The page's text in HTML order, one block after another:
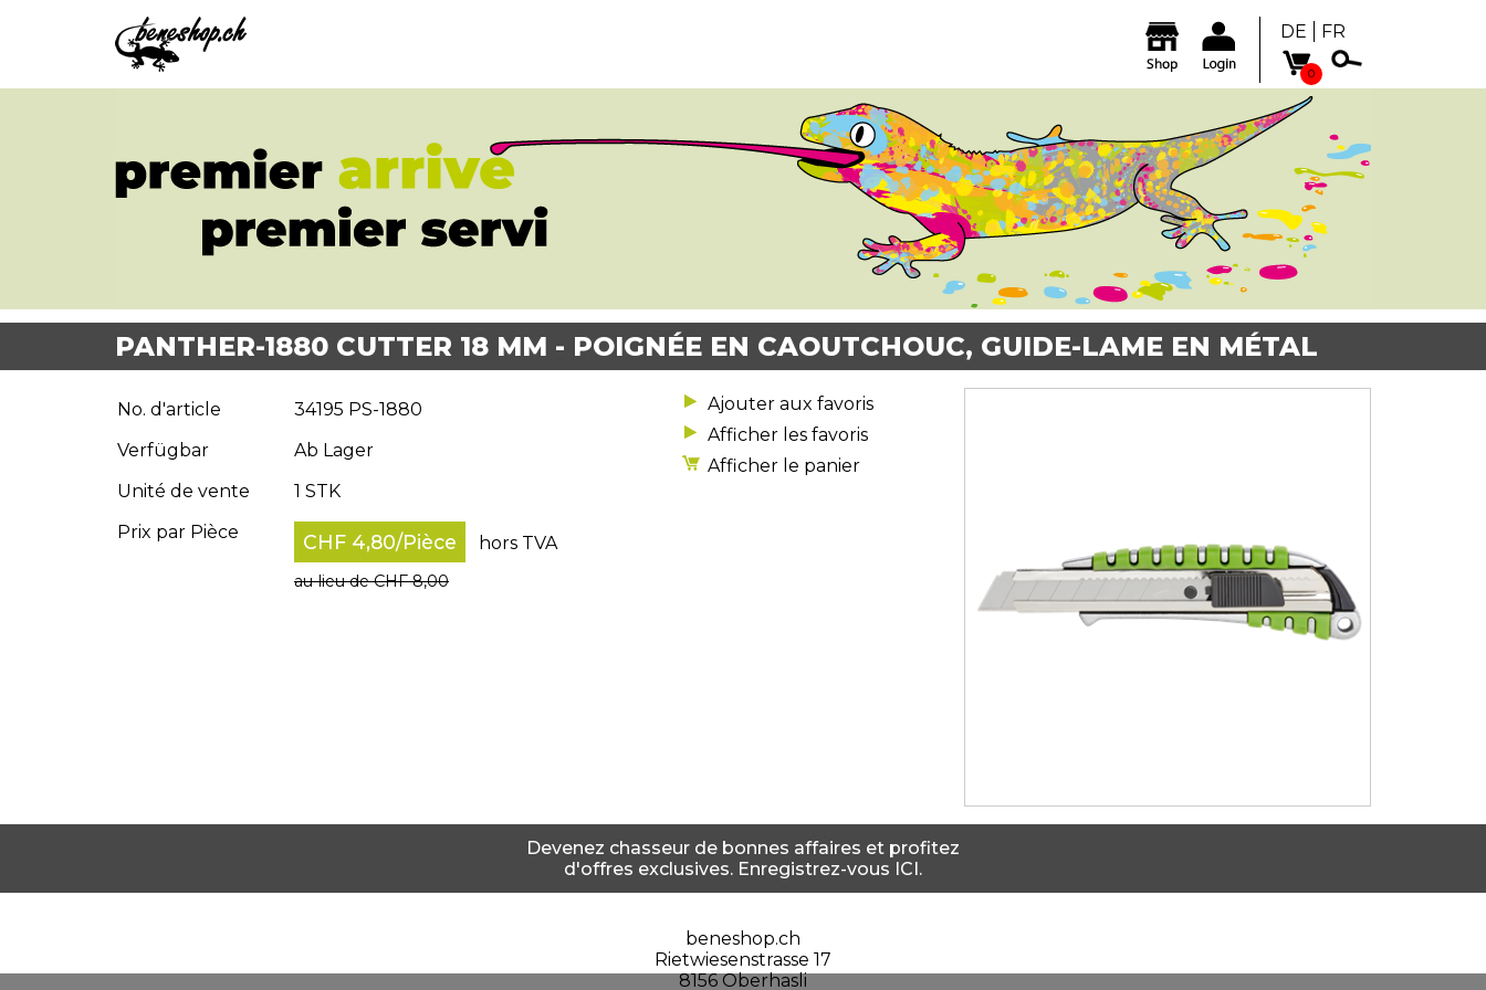
DE FR
0
PANTHER-1880 CUTTER 18 MM - POIGNÉE EN CAOUTCHOUC, GUIDE-LAME EN MÉTAL
No. d'article
34195 PS-1880
Verfügbar
Ab Lager
Unité de vente
1 STK
Prix par Pièce
CHF 4,80/Pièce hors TVA
au lieu de CHF 8,00
Afficher les favoris
Afficher le panier
Devenez chasseur de bonnes affaires et profitez
d'offres exclusives. Enregistrez-vous ICI.
beneshop.ch
Rietwiesenstrasse 17
8156 Oberhasli